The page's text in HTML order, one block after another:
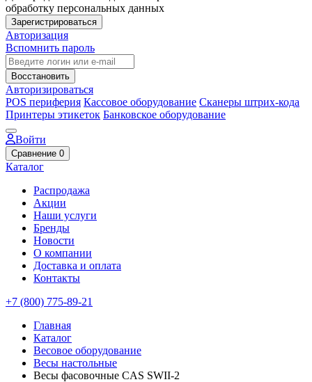
обработку персональных данных
Зарегистрироваться
Авторизация
Вспомнить пароль
Восстановить
Авторизироваться
POS периферия Кассовое оборудование Сканеры штрих-кода
Принтеры этикеток Банковское оборудование
Войти
Сравнение 0
Каталог
Распродажа
Акции
Наши услуги
Бренды
Новости
О компании
Доставка и оплата
Контакты
+7 (800) 775-89-21
Главная
Каталог
Весовое оборудование
Весы настольные
Весы фасовочные CAS SWII-2